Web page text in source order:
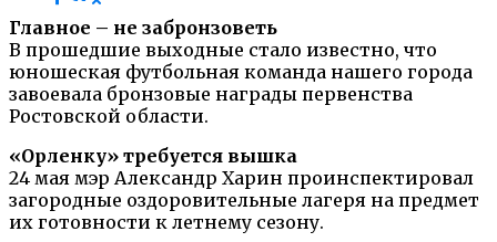
Главное – не забронзоветь
В прошедшие выходные стало известно, что
юношеская футбольная команда нашего города
завоевала бронзовые награды первенства
Ростовской области.
«Орленку» требуется вышка
24 мая мэр Александр Харин проинспектировал
загородные оздоровительные лагеря на предмет
их готовности к летнему сезону.